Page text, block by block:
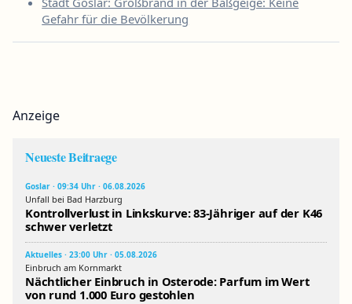
Gefahr für die Bevölkerung
Anzeige
Neueste Beitraege
Goslar · 09:34 Uhr · 06.08.2026
Unfall bei Bad Harzburg
Kontrollverlust in Linkskurve: 83-Jähriger auf der K46
schwer verletzt
Aktuelles · 23:00 Uhr · 05.08.2026
Einbruch am Kornmarkt
Nächtlicher Einbruch in Osterode: Parfum im Wert
von rund 1.000 Euro gestohlen